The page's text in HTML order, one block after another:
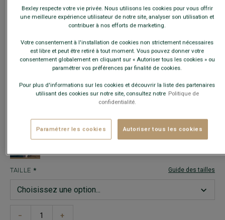
BLAZER LIN HOMME BEIGE CLAIR - LUBIN - Serge 100% lin Européen
finition lavée - Coupe ajustée
COULEURS
TAILLE Guide des tailles
− +
Bexley respecte votre vie privée. Nous utilisons les cookies pour vous offrir
une meilleure expérience utilisateur de notre site, analyser son utilisation et
contribuer à nos efforts de marketing.
Votre consentement à l'installation de cookies non strictement nécessaires
est libre et peut être retiré à tout moment. Vous pouvez donner votre
consentement globalement en cliquant sur « Autoriser tous les cookies » ou
paramétrer vos préférences par finalité de cookies.
Pour plus d'informations sur les cookies et découvrir la liste des partenaires
utilisant des cookies sur notre site, consultez notre Politique de
confidentialité.
Paramétrer les cookies Autoriser tous les cookies